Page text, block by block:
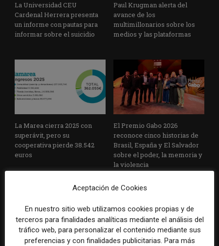
La Universidad CEU
Cardenal Herrera presenta
un informe con pautas para
informar sobre el suicidio
Paul Krugman alerta del
avance de los
multimillonarios sobre los
medios y las plataformas
La Marea cierra 2025 con
superávit, pero su
cooperativa pierde 38.542
euros
El Premio Gabo 2026
reconoce cinco historias de
Brasil, España y El Salvador
sobre el poder, la memoria y
la violencia
Aceptación de Cookies
En nuestro sitio web utilizamos cookies propias y de
terceros para finalidades analíticas mediante el análisis del
tráfico web, para personalizar el contenido mediante sus
preferencias y con finalidades publicitarias. Para más